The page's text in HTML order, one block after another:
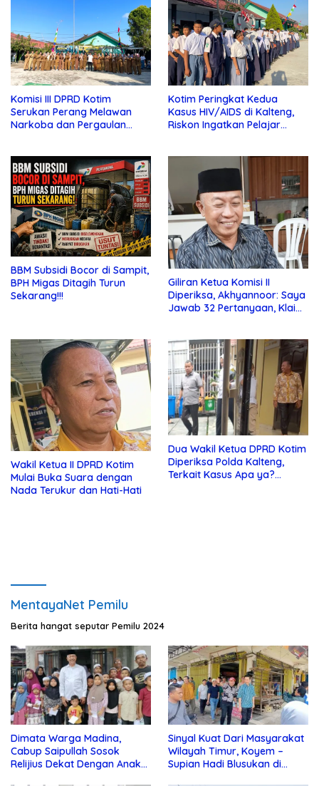
Komisi III DPRD Kotim
Serukan Perang Melawan
Narkoba dan Pergaulan
Kotim Peringkat Kedua
Kasus HIV/AIDS di Kalteng,
Riskon Ingatkan Pelajar
BBM Subsidi Bocor di Sampit,
BPH Migas Ditagih Turun
Sekarang!!!
Giliran Ketua Komisi II
Diperiksa, Akhyannoor: Saya
Jawab 32 Pertanyaan, Klaim
Wakil Ketua II DPRD Kotim
Mulai Buka Suara dengan
Nada Terukur dan Hati-Hati
Dua Wakil Ketua DPRD Kotim
Diperiksa Polda Kalteng,
Terkait Kasus Apa ya?…
MentayaNet Pemilu
Berita hangat seputar Pemilu 2024
Dimata Warga Madina,
Cabup Saipullah Sosok
Relijius Dekat Dengan Anak
Sinyal Kuat Dari Masyarakat
Wilayah Timur, Koyem –
Supian Hadi Blusukan di